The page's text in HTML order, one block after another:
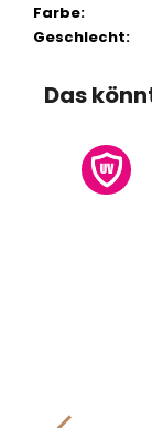
Farbe:
Geschlecht:
Das